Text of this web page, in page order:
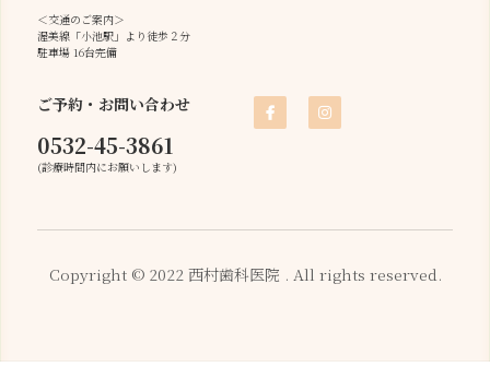
＜交通のご案内＞
渥美線「小池駅」より徒歩２分
駐車場 16台完備
ご予約・お問い合わせ
0532-45-3861
(診療時間内にお願いします)
Copyright © 2022 西村歯科医院 . All rights reserved.